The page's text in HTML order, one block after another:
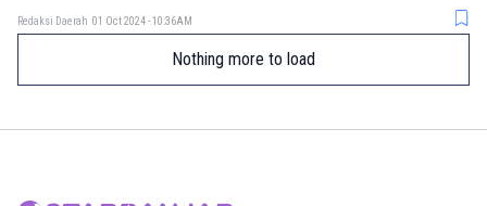
Redaksi Daerah 01 Oct 2024 - 10:36AM
Nothing more to load